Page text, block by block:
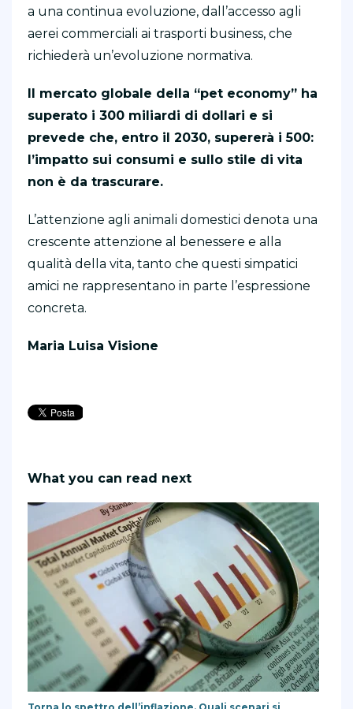
a una continua evoluzione, dall’accesso agli
aerei commerciali ai trasporti business, che
richiederà un’evoluzione normativa.
Il mercato globale della “pet economy” ha
superato i 300 miliardi di dollari e si
prevede che, entro il 2030, supererà i 500:
l’impatto sui consumi e sullo stile di vita
non è da trascurare.
L’attenzione agli animali domestici denota una
crescente attenzione al benessere e alla
qualità della vita, tanto che questi simpatici
amici ne rappresentano in parte l’espressione
concreta.
Maria Luisa Visione
What you can read next
Torna lo spettro dell’inflazione. Quali scenari si